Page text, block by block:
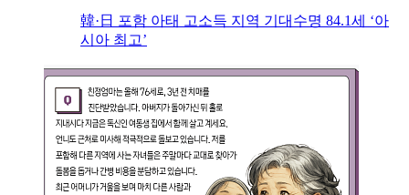
韓·日 포함 아태 고소득 지역 기대수명 84.1세 ‘아
시아 최고’